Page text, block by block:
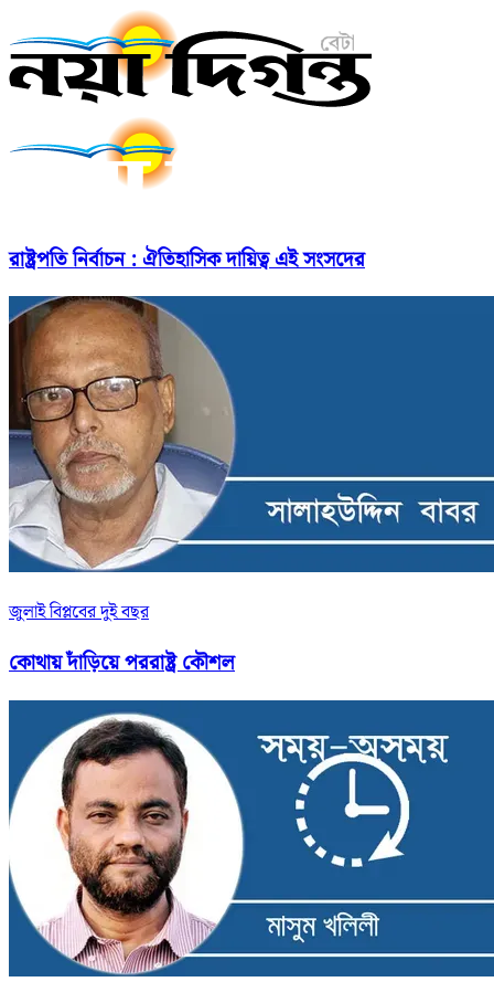
রাষ্ট্রপতি নির্বাচন : ঐতিহাসিক দায়িত্ব এই সংসদের
জুলাই বিপ্লবের দুই বছর
কোথায় দাঁড়িয়ে পররাষ্ট্র কৌশল